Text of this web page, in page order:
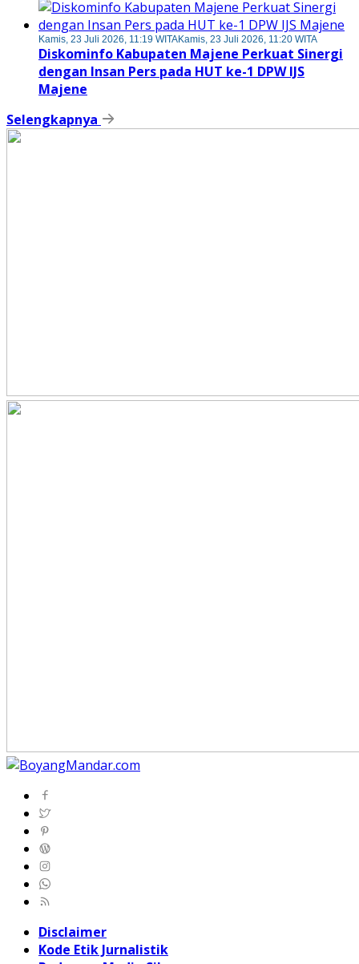
Kamis, 23 Juli 2026, 11:19 WITAKamis, 23 Juli 2026, 11:20 WITA
Diskominfo Kabupaten Majene Perkuat Sinergi
dengan Insan Pers pada HUT ke-1 DPW IJS
Majene
Selengkapnya
Disclaimer
Kode Etik Jurnalistik